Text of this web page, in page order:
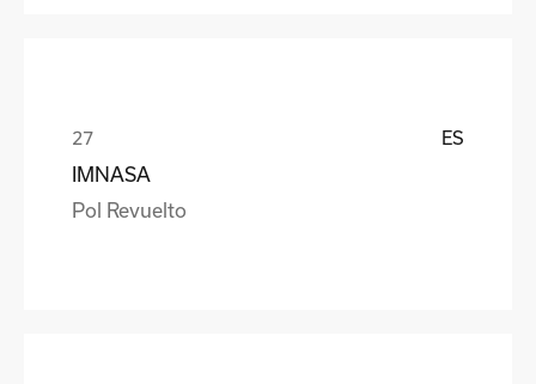
ES
IMNASA
Pol Revuelto